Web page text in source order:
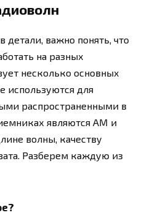
детали, важно понять, что
на разных
несколько основных
используются для
распространенными в
являются AM и
волны, качеству
Разберем каждую из